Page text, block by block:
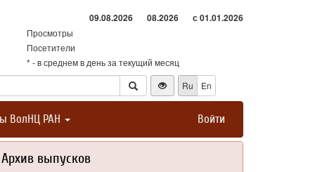
09.08.2026 08.2026 с 01.01.2026
Просмотры
Посетители
* - в среднем в день за текущий месяц
Ru
En
ВолНЦ РАН Войти
Архив выпусков